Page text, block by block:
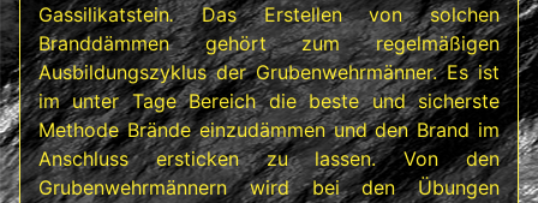
Gassilikatstein.Das Erstellen von solchen
Branddämmen gehört zum regelmäßigen
Ausbildungszyklus der Grubenwehrmänner. Es ist
im unter Tage Bereich die beste und sicherste
Methode Brände einzudämmen und den Brand im
Anschluss ersticken zu lassen. Von den
Grubenwehrmännern wird bei den Übungen